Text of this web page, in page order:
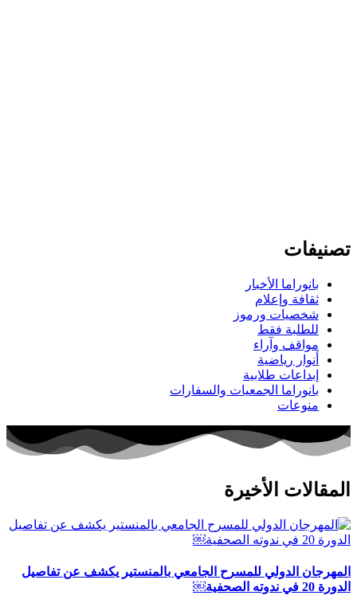
تصنيفات
بانوراما الأخبار
ثقافة وإعلام
شخصيات ورموز
للطلبة فقط
مواقف وآراء
أنوار رياضية
إبداعات طلابية
بانوراما الجمعيات والسفارات
منوعات
المقالات الأخيرة
المهرجان الدولي للمسرح الجامعي بالمنستير يكشف عن تفاصيل
الدورة 20 في ندوته الصحفية￼